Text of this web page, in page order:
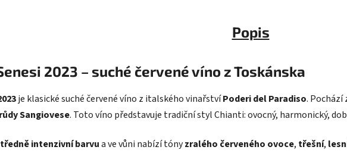
Popis
2023 – suché červené víno z Toskánska
je klasické suché červené víno z italského vinařstvíPoderi del Paradiso. Pochází
Sangiovese. Toto víno představuje tradiční styl Chianti: ovocný, harmonický,
intenzivní barvua ve vůni nabízí tónyzralého červeného ovoce, třešní,